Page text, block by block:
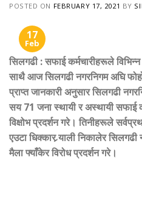
POSTED ON FEBRUARY 17, 2021 BY
17
Feb
सिलगढी:सफाई कर्मचारीहरूले
साथै आज सिलगढी नगरनिगम अघि
प्राप्त जानकारी अनुसार सिलगढी
सय 71 जना स्थायी र अस्थायी सफाई
विक्षोभ प्रदर्शन गरे। तिनीहरूले
एउटा धिक्कार र्‍याली निकालेर
मैला फ्याँकेर विरोध प्रदर्शन गरे।